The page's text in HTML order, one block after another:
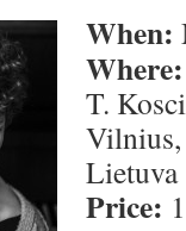
When:
T.
Vilnius,
Lietuva
Price: